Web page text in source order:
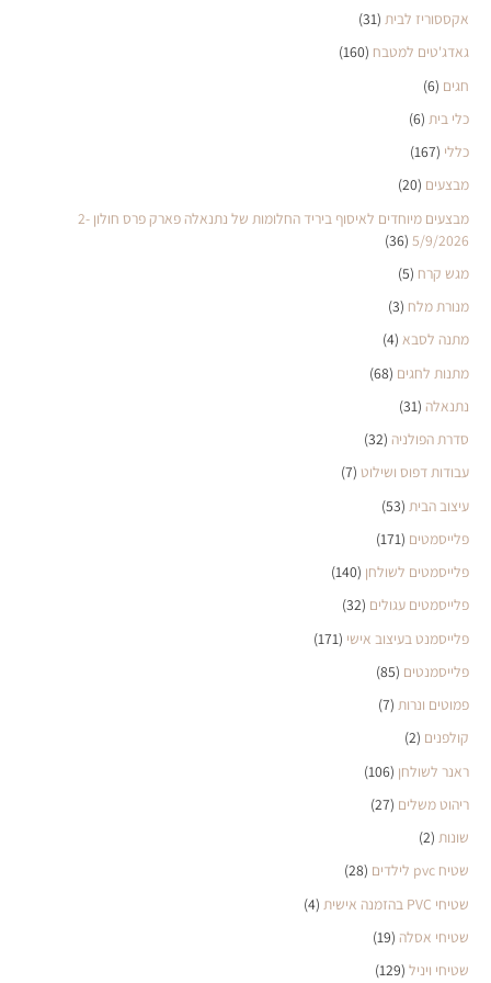
אקססוריז לבית (31)
גאדג'טים למטבח (160)
חגים (6)
כלי בית (6)
כללי (167)
מבצעים (20)
מבצעים מיוחדים לאיסוף ביריד החלומות של נתנאלה פארק פרס חולון 2-
5/9/2026
(36)
מגש קרח (5)
מנורת מלח (3)
מתנה לסבא (4)
מתנות לחגים (68)
נתנאלה (31)
סדרת הפולניה (32)
עבודות דפוס ושילוט (7)
עיצוב הבית (53)
פלייסמטים (171)
פלייסמטים לשולחן (140)
פלייסמטים עגולים (32)
פלייסמנט בעיצוב אישי (171)
פלייסמנטים (85)
פמוטים ונרות (7)
קולפנים (2)
ראנר לשולחן (106)
ריהוט משלים (27)
שונות (2)
שטיח pvc לילדים
(28)
שטיחי PVC בהזמנה אישית
(4)
שטיחי אסלה (19)
שטיחי ויניל (129)